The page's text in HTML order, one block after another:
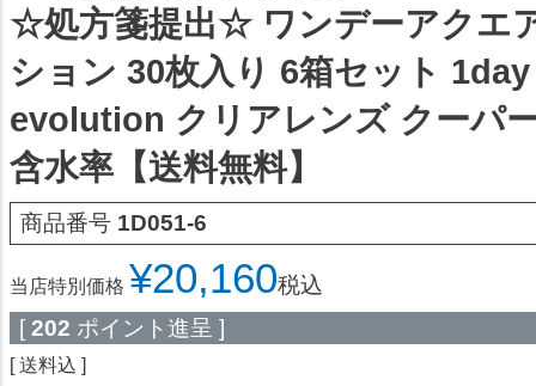
☆処方箋提出☆ ワンデーアクエ
ション 30枚入り 6箱セット
evolution クリアレンズ クーパ
含水率【送料無料】
商品番号 1D051-6
当店特別価格 ¥20,160税込
[ 202 ポイント進呈 ]
送料込